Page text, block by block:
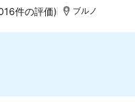
件の評価) ブルノ